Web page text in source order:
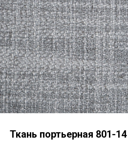
Ткань портьерная 801-14